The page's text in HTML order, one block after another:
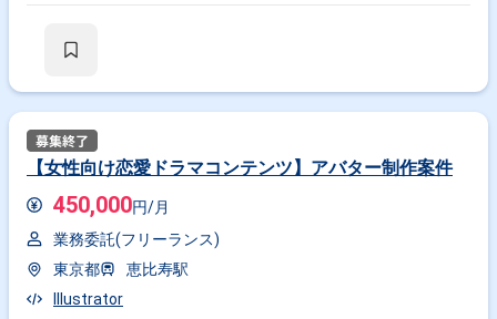
ル:CircleCI 開発マシン:Mac 管理ツール:JIRA、Confluence チャットツー
技術の学習、試験的な運用/挑戦 ・新たな事業モデルへのキャッチアップ
など 備考: ・清算140-180h ・場所:リモート可 ※出社が必要な場合は六本
木もしくは金沢 ※週5日〜OKの案件です！
【女性向け恋愛ドラマコンテンツ】アバター制作案件
450,000円/月
業務委託(フリーランス)
東京都
恵比寿駅
Illustrator